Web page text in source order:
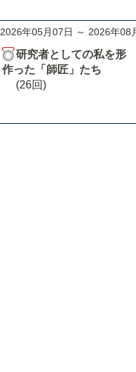
2026年05月07日 ～ 2026年08
研究者としての私を形
作った「師匠」たち
(26回)